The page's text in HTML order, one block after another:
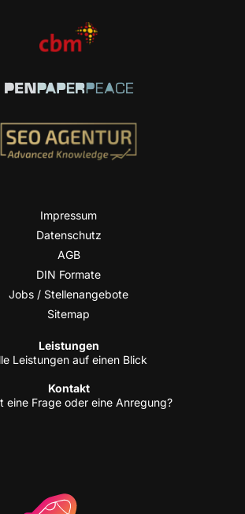
Impres­sum
Daten­schutz
AGB
DIN For­ma­te
Jobs / Stellenangebote
Site­map
Leis­tun­gen
Leis­tun­gen auf einen Blick
Kon­takt
eine Fra­ge oder eine Anregung?